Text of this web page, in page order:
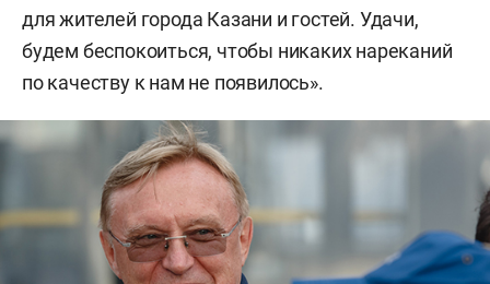
для жителей города Казани и гостей. Удачи,
будем беспокоиться, чтобы никаких нареканий
по качеству к нам не появилось».